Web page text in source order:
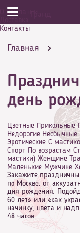
О компании
Контакты
Главная
Праздничный
день
Цветные Прикольные
Недорогие Необычные
Эротические С
Спорт По возрастам
мастики) Женщине
Маленькие Мужчине
Закажите
по Москве: от
дня рождения.
60 лет» или «как
начинку, цвета и
48 часов.